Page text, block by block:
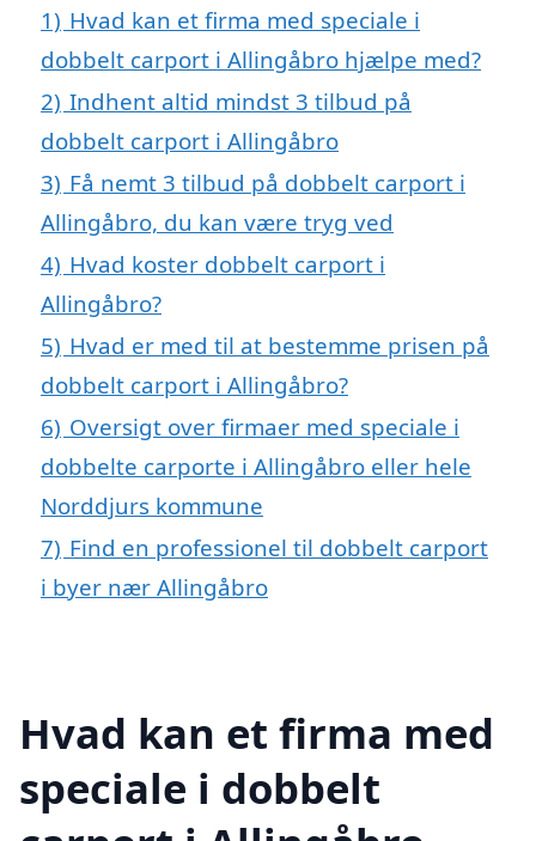
1) Hvad kan et firma med speciale i
dobbelt carport i Allingåbro hjælpe med?
2) Indhent altid mindst 3 tilbud på
dobbelt carport i Allingåbro
3) Få nemt 3 tilbud på dobbelt carport i
Allingåbro, du kan være tryg ved
4) Hvad koster dobbelt carport i
Allingåbro?
5) Hvad er med til at bestemme prisen på
dobbelt carport i Allingåbro?
6) Oversigt over firmaer med speciale i
dobbelte carporte i Allingåbro eller hele
Norddjurs kommune
7) Find en professionel til dobbelt carport
i byer nær Allingåbro
Hvad kan et firma med
speciale i dobbelt